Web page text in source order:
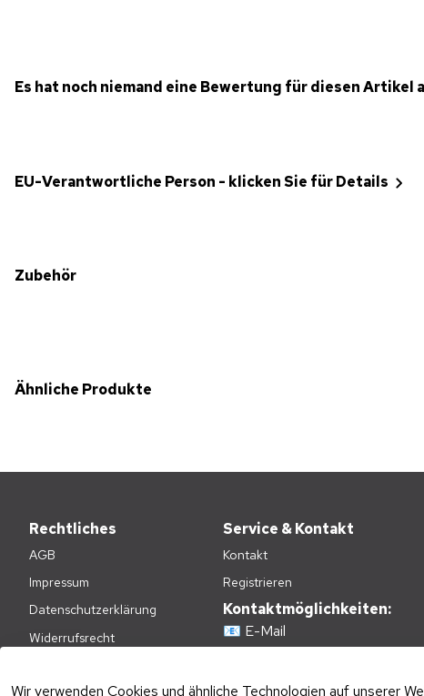
Es hat noch niemand eine Bewertung für diesen Artikel
EU-Verantwortliche Person - klicken Sie für Details
Zubehör
Ähnliche Produkte
Wir verwenden Cookies und ähnliche Technologien auf unserer
Rechtliches
AGB
Impressum
Datenschutzerklärung
Widerrufsrecht
Service & Kontakt
Kontakt
Registrieren
Kontaktmöglichkeiten:
📧 E-Mail
E-Mail Kundenservice: